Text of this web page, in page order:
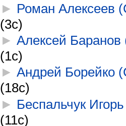
► Роман Алексеев
(3с)
►Алексей Баранов
(1с)
►Андрей Борейко
(18с)
► Беспальчук
(11с)